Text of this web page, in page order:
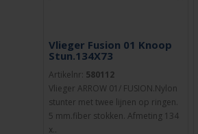
Vlieger Fusion 01 Knoop
Stun.134X73
Artikelnr: 580112
Vlieger ARROW 01/ FUSION.Nylon
stunter met twee lijnen op ringen.
5 mm.fiber stokken. Afmeting 134
x..